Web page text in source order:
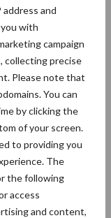
and
with
campaign
collecting precise
Please note that
You can
by clicking the
of your screen.
to providing you
The
the following
access
and content,
bereiden